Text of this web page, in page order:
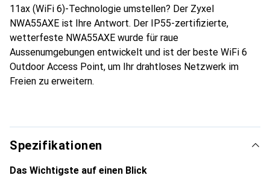
11ax (WiFi 6)-Technologie umstellen? Der Zyxel
NWA55AXE ist Ihre Antwort. Der IP55-zertifizierte,
wetterfeste NWA55AXE wurde für raue
Aussenumgebungen entwickelt und ist der beste WiFi 6
Outdoor Access Point, um Ihr drahtloses Netzwerk im
Freien zu erweitern.
Spezifikationen
Das Wichtigste auf einen Blick